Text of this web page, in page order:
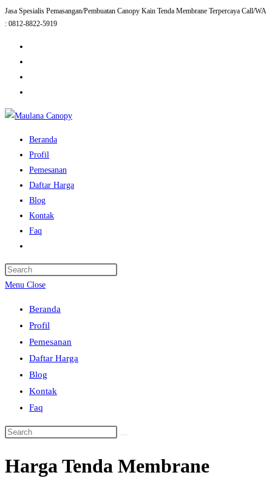
Skip
to
Jasa Spesialis Pemasangan/Pembuatan Canopy Kain Tenda Membrane Terpercaya Call/WA
: 0812-8822-5919
Beranda
Profil
Pemesanan
Daftar Harga
Blog
Kontak
Faq
search
Menu Close
Beranda
Profil
Pemesanan
Daftar Harga
Blog
Kontak
Faq
Search
website
Harga Tenda Membrane